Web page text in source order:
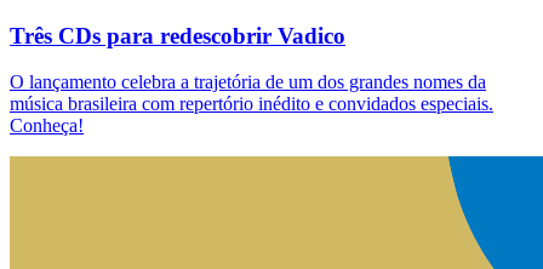
Três CDs para redescobrir Vadico
O lançamento celebra a trajetória de um dos grandes nomes da
música brasileira com repertório inédito e convidados especiais.
Conheça!